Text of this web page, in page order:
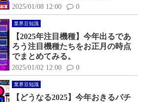
2025/01/08 12:00 0
業界豆知識
【2025年注目機種】今年出るであ
ろう注目機種たちをお正月の時点
でまとめてみる。
2025/01/02 12:00 0
業界豆知識
【どうなる2025】今年おきるパチ